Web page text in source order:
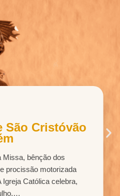
da Graça
a origem da primeira
e sua contribuição
religiosa e cultural de